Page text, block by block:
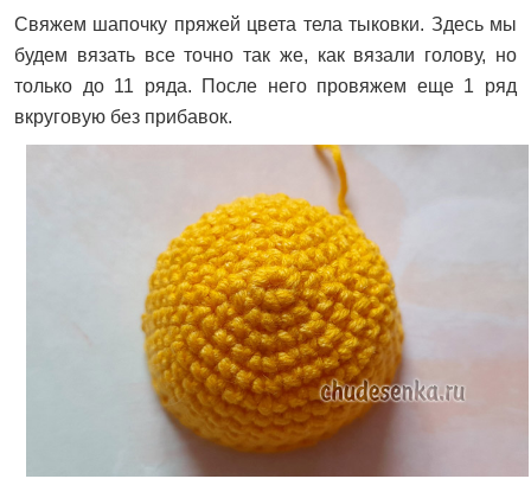
Свяжем шапочку пряжей цвета тела тыковки. Здесь мы
будем вязать все точно так же, как вязали голову, но
только до 11 ряда. После него провяжем еще 1 ряд
вкруговую без прибавок.